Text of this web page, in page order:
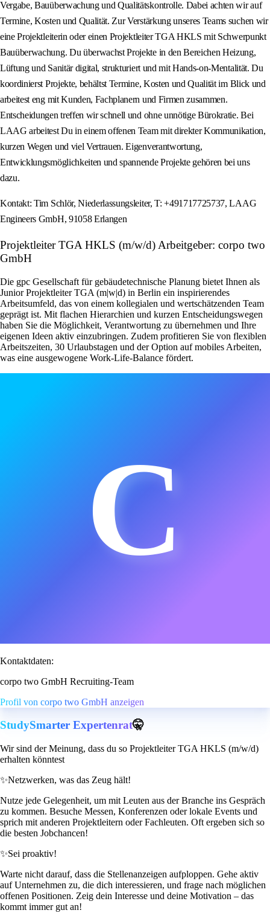
Vergabe, Bauüberwachung und Qualitätskontrolle. Dabei achten wir auf
Termine, Kosten und Qualität. Zur Verstärkung unseres Teams suchen wir
eine Projektleiterin oder einen Projektleiter TGA HKLS mit Schwerpunkt
Bauüberwachung. Du überwachst Projekte in den Bereichen Heizung,
Lüftung und Sanitär digital, strukturiert und mit Hands-on-Mentalität. Du
koordinierst Projekte, behältst Termine, Kosten und Qualität im Blick und
arbeitest eng mit Kunden, Fachplanern und Firmen zusammen.
Entscheidungen treffen wir schnell und ohne unnötige Bürokratie. Bei
LAAG arbeitest Du in einem offenen Team mit direkter Kommunikation,
kurzen Wegen und viel Vertrauen. Eigenverantwortung,
Entwicklungsmöglichkeiten und spannende Projekte gehören bei uns
dazu.
Kontakt: Tim Schlör, Niederlassungsleiter, T: +491717725737, LAAG
Engineers GmbH, 91058 Erlangen
Projektleiter TGA HKLS (m/w/d) Arbeitgeber: corpo two
GmbH
Die gpc Gesellschaft für gebäudetechnische Planung bietet Ihnen als
Junior Projektleiter TGA (m|w|d) in Berlin ein inspirierendes
Arbeitsumfeld, das von einem kollegialen und wertschätzenden Team
geprägt ist. Mit flachen Hierarchien und kurzen Entscheidungswegen
haben Sie die Möglichkeit, Verantwortung zu übernehmen und Ihre
eigenen Ideen aktiv einzubringen. Zudem profitieren Sie von flexiblen
Arbeitszeiten, 30 Urlaubstagen und der Option auf mobiles Arbeiten,
was eine ausgewogene Work-Life-Balance fördert.
C
Kontaktdaten:
corpo two GmbH Recruiting-Team
Profil von corpo two GmbH anzeigen
StudySmarter Expertenrat🤫
Wir sind der Meinung, dass du so Projektleiter TGA HKLS (m/w/d)
erhalten könntest
✨Netzwerken, was das Zeug hält!
Nutze jede Gelegenheit, um mit Leuten aus der Branche ins Gespräch
zu kommen. Besuche Messen, Konferenzen oder lokale Events und
sprich mit anderen Projektleitern oder Fachleuten. Oft ergeben sich so
die besten Jobchancen!
✨Sei proaktiv!
Warte nicht darauf, dass die Stellenanzeigen aufploppen. Gehe aktiv
auf Unternehmen zu, die dich interessieren, und frage nach möglichen
offenen Positionen. Zeig dein Interesse und deine Motivation – das
kommt immer gut an!